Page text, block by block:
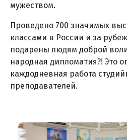
мужеством.
Проведено 700 значимых
классами в России и за
подарены людям доброй
народная дипломатия?! Это
каждодневная работа
преподавателей.